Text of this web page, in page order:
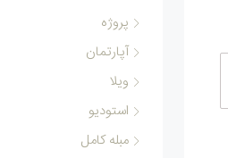
پروژه
آپارتمان
ویلا
استودیو
مبله کامل